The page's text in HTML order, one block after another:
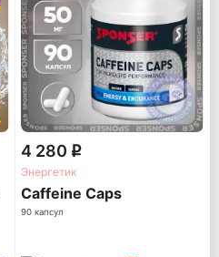
4 280 q
Энергетик
Caffeine Caps
90 капсул